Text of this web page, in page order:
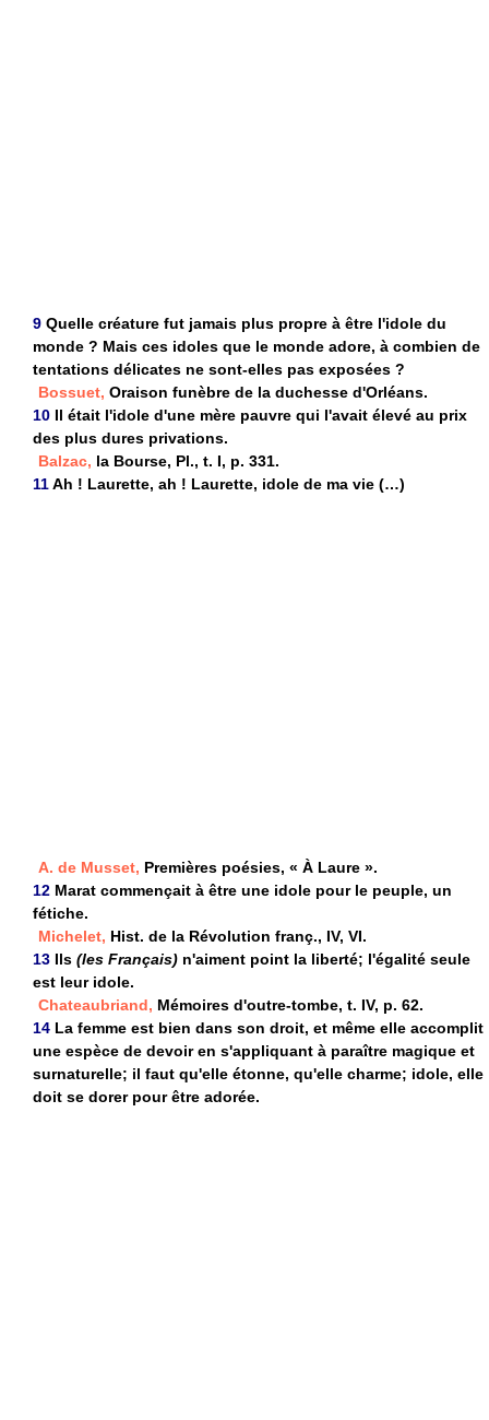
9 Quelle créature fut jamais plus propre à être l'idole du
monde ? Mais ces idoles que le monde adore, à combien de
tentations délicates ne sont-elles pas exposées ?
Bossuet, Oraison funèbre de la duchesse d'Orléans.
10 Il était l'idole d'une mère pauvre qui l'avait élevé au prix
des plus dures privations.
Balzac, la Bourse, Pl., t. I, p. 331.
11Ah ! Laurette, ah ! Laurette, idole de ma vie (…)
A. de Musset, Premières poésies, « À Laure ».
12 Marat commençait à être une idole pour le peuple, un
fétiche.
Michelet, Hist. de la Révolution franç., IV, VI.
13 Ils (les Français) n'aiment point la liberté; l'égalité seule
est leur idole.
Chateaubriand, Mémoires d'outre-tombe, t. IV, p. 62.
14 La femme est bien dans son droit, et même elle accomplit
une espèce de devoir en s'appliquant à paraître magique et
surnaturelle; il faut qu'elle étonne, qu'elle charme; idole, elle
doit se dorer pour être adorée.